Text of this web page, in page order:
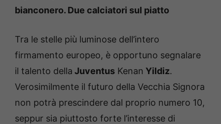
bianconero. Due calciatori sul piatto
Tra le stelle più luminose dell’intero
firmamento europeo, è opportuno segnalare
il talento della Juventus Kenan Yildiz.
Verosimilmente il futuro della Vecchia Signora
non potrà prescindere dal proprio numero 10,
seppur sia piuttosto forte l’interesse di